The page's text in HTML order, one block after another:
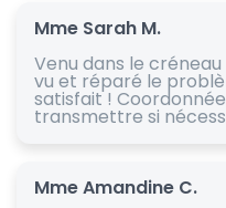
Mme Sarah M.
Venu dans le
vu et réparé le
satisfait !
transmettre si
Mme Amandine C.